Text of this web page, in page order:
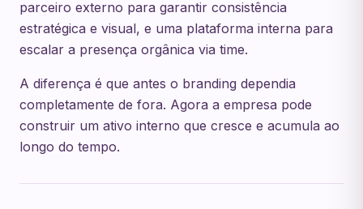
parceiro externo para garantir consistência
estratégica e visual, e uma plataforma interna para
escalar a presença orgânica via time.
A diferença é que antes o branding dependia
completamente de fora. Agora a empresa pode
construir um ativo interno que cresce e acumula ao
longo do tempo.